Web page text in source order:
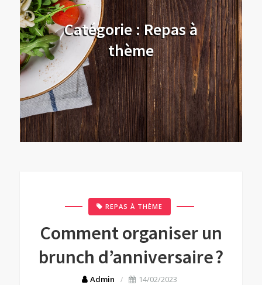
Catégorie :Repas à
thème
REPAS À THÈME
Comment organiser un
brunch d’anniversaire ?
Admin 14/02/2023